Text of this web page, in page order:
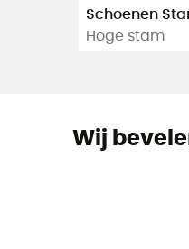
Schoenen
Hoge stam
Wij